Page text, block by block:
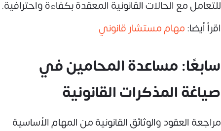
للتعامل مع الحالات القانونية المعقدة بكفاءة واحترافية.
اقرأ أيضا:مهام مستشار قانوني
سابعًا: مساعدة المحامين في
صياغة المذكرات القانونية
مراجعة العقود والوثائق القانونية من المهام الأساسية